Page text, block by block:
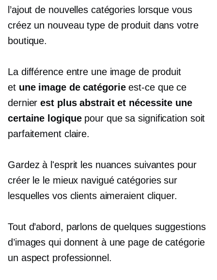
l’ajout de nouvelles catégories lorsque vous
créez un nouveau type de produit dans votre
boutique.
La différence entre une image de produit
et une image de catégorieest-ce que ce
dernierest plus abstrait et nécessite une
certaine logiquepour que sa signification soit
parfaitement claire.
Gardez à l'esprit les nuances suivantes pour
créer le le mieux naviguécatégories sur
lesquelles vos clients aimeraient cliquer.
Tout d’abord, parlons de quelques suggestions
d’images qui donnent à une page de catégorie
un aspect professionnel.